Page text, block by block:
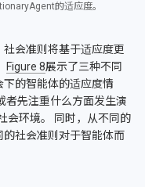
的适应度。
会准则将基于适应度更
Figure 8展示了三种不同
的智能体的适应度情
者先注重什么方面发生演
会环境。 同时，从不同的
社会准则对于智能体而